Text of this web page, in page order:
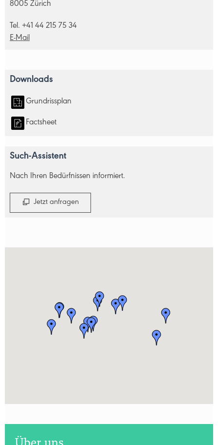
8005 Zürich
Tel. +41 44 215 75 34
E-Mail
Downloads
Grundrissplan
Factsheet
Such-Assistent
Nach Ihren Bedürfnissen informiert.
Jetzt anfragen
Über uns